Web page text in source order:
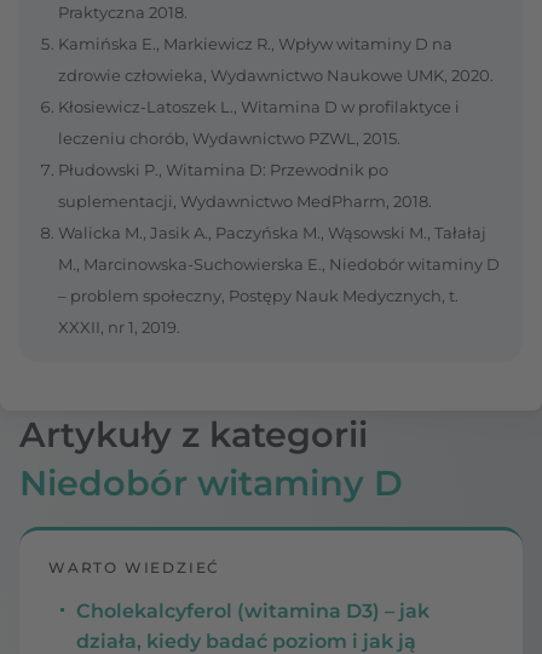
Praktyczna 2018.
Kamińska E., Markiewicz R., Wpływ witaminy D na
zdrowie człowieka, Wydawnictwo Naukowe UMK, 2020.
Kłosiewicz-Latoszek L., Witamina D w profilaktyce i
leczeniu chorób, Wydawnictwo PZWL, 2015.
Płudowski P., Witamina D: Przewodnik po
suplementacji, Wydawnictwo MedPharm, 2018.
Walicka M., Jasik A., Paczyńska M., Wąsowski M., Tałałaj
M., Marcinowska-Suchowierska E., Niedobór witaminy D
– problem społeczny, Postępy Nauk Medycznych, t.
XXXII, nr 1, 2019.
Artykuły z kategorii
Niedobór witaminy D
WARTO WIEDZIEĆ
Cholekalcyferol (witamina D3) – jak
działa, kiedy badać poziom i jak ją